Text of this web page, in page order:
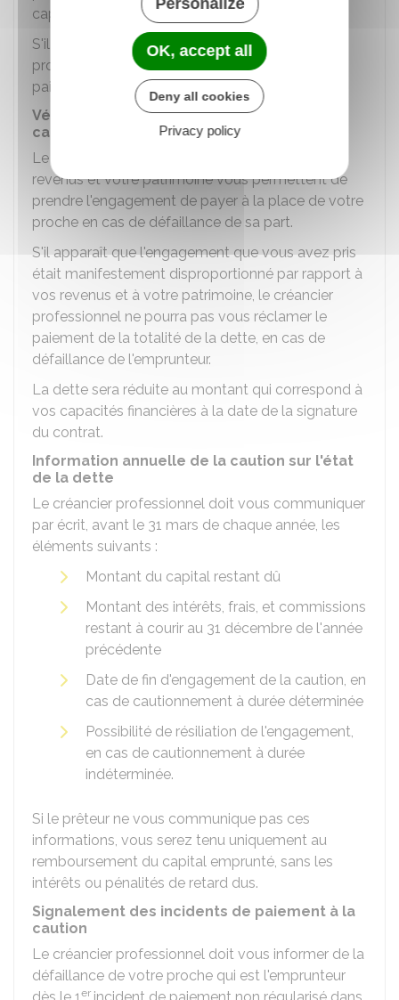
capacités financières.
S'il ne fait pas cette mise en garde, le créancier
professionnel ne pourra pas vous réclamer le
paiement en cas de défaillance de l'emprunteur.
Vérification de la situation financière de la
caution
Le créancier professionnel doit vérifier si vos
revenus et votre patrimoine vous permettent de
prendre l'engagement de payer à la place de votre
proche en cas de défaillance de sa part.
S'il apparaît que l'engagement que vous avez pris
était manifestement disproportionné par rapport à
vos revenus et à votre patrimoine, le créancier
professionnel ne pourra pas vous réclamer le
paiement de la totalité de la dette, en cas de
défaillance de l'emprunteur.
La dette sera réduite au montant qui correspond à
vos capacités financières à la date de la signature
du contrat.
Information annuelle de la caution sur l'état
de la dette
Le créancier professionnel doit vous communiquer
par écrit, avant le 31 mars de chaque année, les
éléments suivants :
Montant du capital restant dû
Montant des intérêts, frais, et commissions
restant à courir au 31 décembre de l'année
précédente
Date de fin d'engagement de la caution, en
cas de cautionnement à durée déterminée
Possibilité de résiliation de l'engagement,
en cas de cautionnement à durée
indéterminée.
Si le prêteur ne vous communique pas ces
informations, vous serez tenu uniquement au
remboursement du capital emprunté, sans les
intérêts ou pénalités de retard dus.
Signalement des incidents de paiement à la
caution
Le créancier professionnel doit vous informer de la
défaillance de votre proche qui est l'emprunteur
er
Personalize
OK, accept all
Deny all cookies
Privacy policy